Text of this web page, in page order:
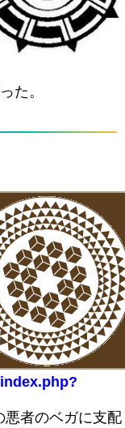
た。
悪者のベガに支配